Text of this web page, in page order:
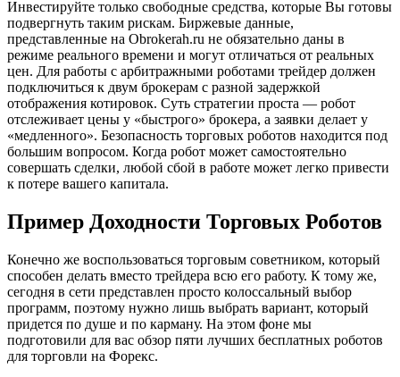
Инвестируйте только свободные средства, которые Вы готовы
подвергнуть таким рискам. Биржевые данные,
представленные на Obrokerah.ru не обязательно даны в
режиме реального времени и могут отличаться от реальных
цен. Для работы с арбитражными роботами трейдер должен
подключиться к двум брокерам с разной задержкой
отображения котировок. Суть стратегии проста — робот
отслеживает цены у «быстрого» брокера, а заявки делает у
«медленного». Безопасность торговых роботов находится под
большим вопросом. Когда робот может самостоятельно
совершать сделки, любой сбой в работе может легко привести
к потере вашего капитала.
Пример Доходности Торговых Роботов
Конечно же воспользоваться торговым советником, который
способен делать вместо трейдера всю его работу. К тому же,
сегодня в сети представлен просто колоссальный выбор
программ, поэтому нужно лишь выбрать вариант, который
придется по душе и по карману. На этом фоне мы
подготовили для вас обзор пяти лучших бесплатных роботов
для торговли на Форекс.